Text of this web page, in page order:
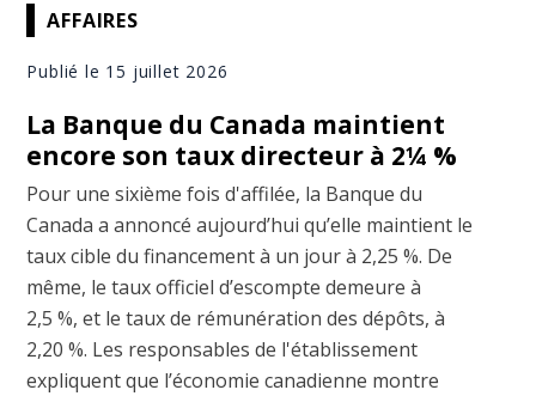
AFFAIRES
Publié le 15 juillet 2026
La Banque du Canada maintient
encore son taux directeur à 2¼ %
Pour une sixième fois d'affilée, la Banque du
Canada a annoncé aujourd’hui qu’elle maintient le
taux cible du financement à un jour à 2,25 %. De
même, le taux officiel d’escompte demeure à
2,5 %, et le taux de rémunération des dépôts, à
2,20 %. Les responsables de l'établissement
expliquent que l’économie canadienne montre